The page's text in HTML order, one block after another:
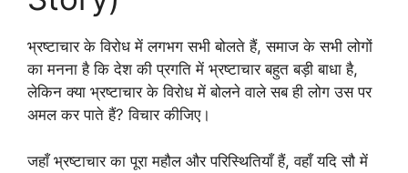
भ्रष्टाचार के विरोध में लगभग सभी बोलते हैं, समाज के सभी लोगों
का मनना है कि देश की प्रगति में भ्रष्टाचार बहुत बड़ी बाधा है,
लेकिन क्या भ्रष्टाचार के विरोध में बोलने वाले सब ही लोग उस पर
अमल कर पाते हैं? विचार कीजिए।
जहाँ भ्रष्टाचार का पूरा महौल और परिस्थितियाँ हैं, वहाँ यदि सौ में